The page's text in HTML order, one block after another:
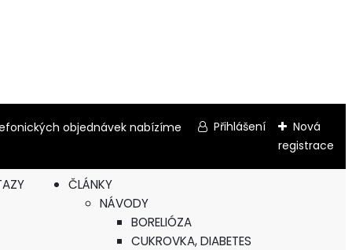
objednávek nabízíme
Přihlášení
Nová
registrace
ČLÁNKY
NÁVODY
BORELIÓZA
CUKROVKA, DIABETES